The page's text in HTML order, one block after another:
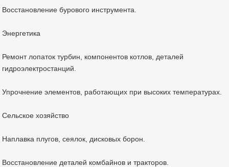
Восстановление бурового инструмента.
Энергетика
Ремонт лопаток турбин, компонентов котлов, деталей
гидроэлектростанций.
Упрочнение элементов, работающих при высоких температурах.
Сельское хозяйство
Наплавка плугов, сеялок, дисковых борон.
Восстановление деталей комбайнов и тракторов.